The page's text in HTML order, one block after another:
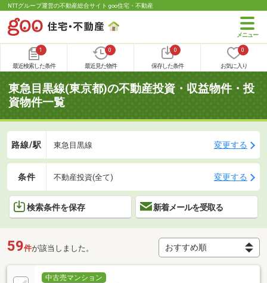
NTTグループ運営の不動産総合サイト goo住宅・不動産
1
最近検索した条件
0
最近見た物件
0
保存した条件
0
お気に入り
東急目黒線(東京都)の不動産投資・収益物件・投
資物件一覧
路線/駅 東急目黒線 変更する
条件 不動産投資(全て) 変更する
検索条件を保存 新着メールを受取る
59件が該当しました。
中古売マンション